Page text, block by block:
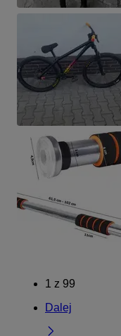
1 z 99
Dalej